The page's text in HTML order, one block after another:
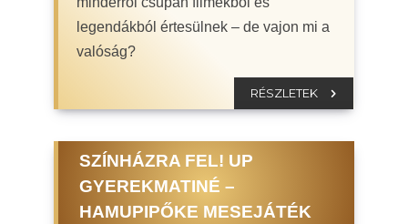
legendákból értesülnek – de vajon mi a
valóság?
RÉSZLETEK
SZÍNHÁZRA FEL! UP
GYEREKMATINÉ –
HAMUPIPŐKE MESEJÁTÉK